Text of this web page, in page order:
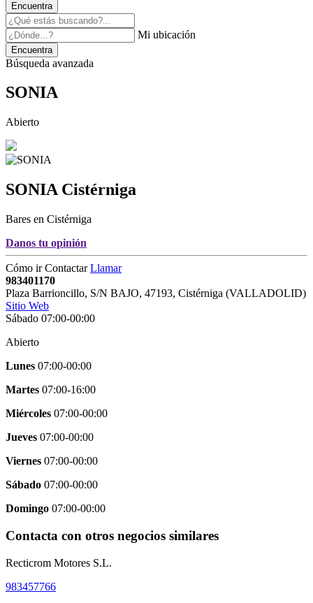
Encuentra
Mi ubicación
Encuentra
Búsqueda avanzada
SONIA
Abierto
SONIACistérniga
Bares en Cistérniga
Danos tu opinión
Cómo irContactarLlamar
983401170
Plaza Barrioncillo, S/N BAJO, 47193, Cistérniga (VALLADOLID)
Sitio Web
Sábado 07:00-00:00
Abierto
Lunes 07:00-00:00
Martes 07:00-16:00
Miércoles 07:00-00:00
Jueves 07:00-00:00
Viernes 07:00-00:00
Sábado 07:00-00:00
Domingo 07:00-00:00
Contacta con otros negocios similares
Recticrom Motores S.L.
983457766